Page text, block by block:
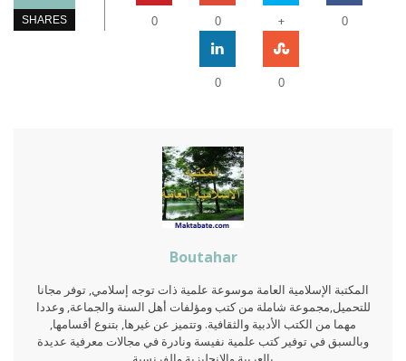
SHARES 0
+
0
0
0
0
Boutahar
المكتبة الإسلامية العامة موسوعة علمية ذات توجه إسلامي, توفر مجانا
للتحميل,مجموعة شاملة من كتب ومؤلفات أهل السنة والجماعة, وعددا
مهما من الكتب الأدبية والثقافية. وتتميز عن غيرها, بتنوع أقسامها,
وبالسبق في توفير كتب علمية نفيسة ونادرة في مجالات معرفية عديدة